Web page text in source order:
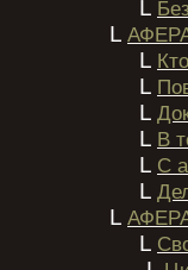
L
L
L
L
L
L В
L С
L
L
L